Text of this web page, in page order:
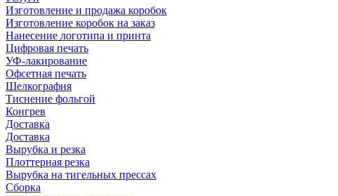
Изготовление и продажа коробок
Изготовление коробок на заказ
Нанесение логотипа и принта
Цифровая печать
УФ-лакирование
Офсетная печать
Шелкография
Тиснение фольгой
Конгрев
Доставка
Доставка
Вырубка и резка
Плоттерная резка
Вырубка на тигельных прессах
Сборка